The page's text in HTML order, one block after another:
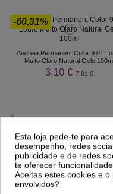
-60,31%
Andreia Permanent Color 9.01
Muito Claro Natural Gelo
3,10 € 7,81 €
Esta loja pede-te para
desempenho, redes
publicidade e de redes
te oferecer
Aceitas estes cookies e
envolvidos?